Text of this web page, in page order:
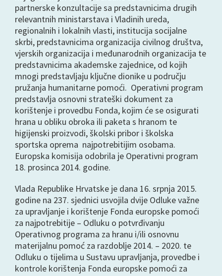
partnerske konzultacije sa predstavnicima drugih
relevantnih ministarstava i Vladinih ureda,
regionalnih i lokalnih vlasti, institucija socijalne
skrbi, predstavnicima organizacija civilnog društva,
vjerskih organizacija i međunarodnih organizacija te
predstavnicima akademske zajednice, od kojih
mnogi predstavljaju ključne dionike u području
pružanja humanitarne pomoći. Operativni program
predstavlja osnovni strateški dokument za
korištenje i provedbu Fonda, kojim će se osigurati
hrana u obliku obroka ili paketa s hranom te
higijenski proizvodi, školski pribor i školska
sportska oprema najpotrebitijim osobama.
Europska komisija odobrila je Operativni program
18. prosinca 2014. godine.
Vlada Republike Hrvatske je dana 16. srpnja 2015.
godine na 237. sjednici usvojila dvije Odluke važne
za upravljanje i korištenje Fonda europske pomoći
za najpotrebitije – Odluku o potvrđivanju
Operativnog programa za hranu i/ili osnovnu
materijalnu pomoć za razdoblje 2014. – 2020. te
Odluku o tijelima u Sustavu upravljanja, provedbe i
kontrole korištenja Fonda europske pomoći za